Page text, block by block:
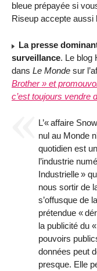
bleue prépayée si
Riseup accepte aussi
La presse
surveillance. Le blog
dans Le Monde sur
Brother » et
c’est toujours vendre
L’« affaire
nul au Monde
quotidien est
l’industrie
Industrielle »
nous sortir de
s’offusque de
prétendue «
la publicité du «
pouvoirs
données peut
presque. Elle